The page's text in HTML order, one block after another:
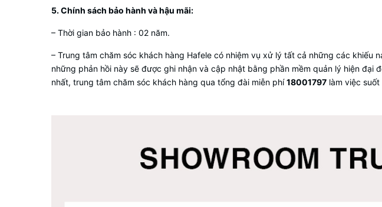
5. Chính sách bảo hành và hậu mãi:
– Thời gian bảo hành : 02 năm.
– Trung tâm chăm sóc khách hàng Hafele có nhiệm vụ xử lý tất cả những các
những phản hồi này sẽ được ghi nhận và cập nhật bằng phần mềm quản lý hiện
nhất, trung tâm chăm sóc khách hàng qua tổng đài miễn phí18001797 làm việc